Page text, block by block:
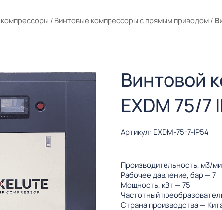
/ Винтовые компрессоры с прямым приводом /
Винтовой
EXDM 75/7
Артикул: EXDM-75-7-IP54
Производительность, м3/
Рабочее давление, бар — 7
Мощность, кВт — 75
Частотный
Страна производства —